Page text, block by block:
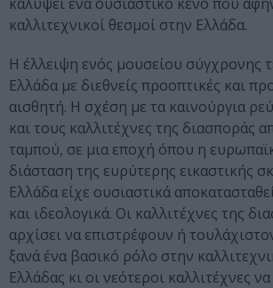
καλλιτεχνικοί θεσμοί στην Ελλάδα.
Η έλλειψη ενός μουσείου σύγχρονης
Ελλάδα με διεθνείς προοπτικές και
αισθητή. Η σχέση με τα καινούργια
και τους καλλιτέχνες της διασποράς
ταμπού, σε μια εποχή όπου η
διάσταση της ευρύτερης εικαστικής
Ελλάδα είχε ουσιαστικά
και ιδεολογικά. Οι καλλιτέχνες της
αρχίσει να επιστρέφουν ή
ξανά ένα βασικό ρόλο στην
Ελλάδας κι οι νεότεροι καλλιτέχνες